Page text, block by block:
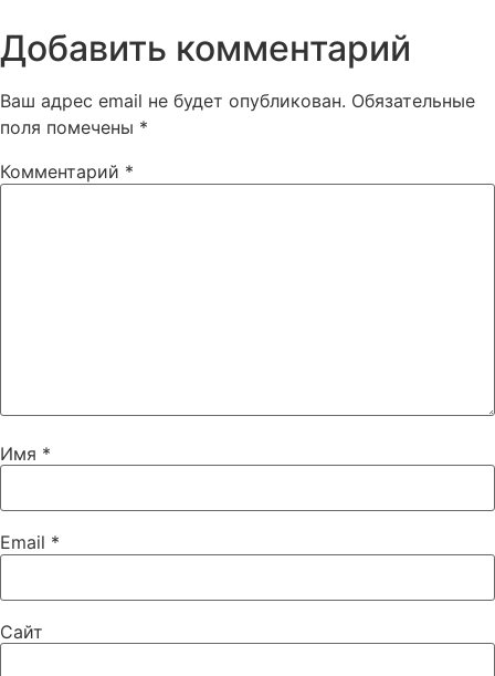
Добавить комментарий
Ваш адрес email не будет опубликован. Обязательные
поля помечены *
Комментарий *
Имя *
Email *
Сайт